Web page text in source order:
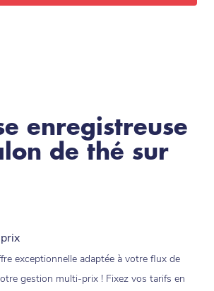
enregistreuse
de thé sur
exceptionnelle adaptée à votre flux de
gestion multi-prix ! Fixez vos tarifs en